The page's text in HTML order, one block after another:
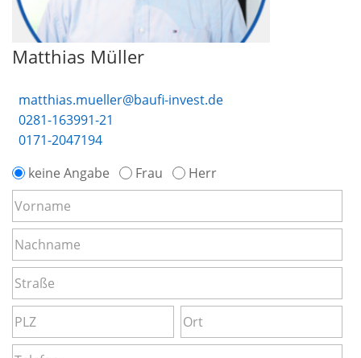
Matthias Müller
matthias.mueller@baufi-invest.de
0281-163991-21
0171-2047194
keine Angabe
Frau Herr